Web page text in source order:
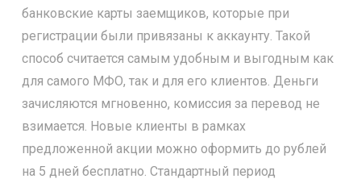
банковские карты заемщиков, которые при
регистрации были привязаны к аккаунту. Такой
способ считается самым удобным и выгодным как
для самого МФО, так и для его клиентов. Деньги
зачисляются мгновенно, комиссия за перевод не
взимается. Новые клиенты в рамках
предложенной акции можно оформить до рублей
на 5 дней бесплатно. Стандартный период